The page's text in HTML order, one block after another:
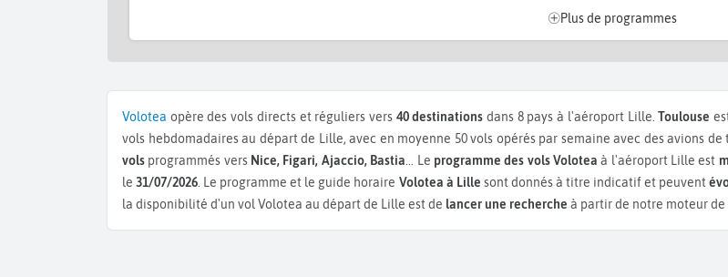
Plus de programmes
Volotea opère des vols directs et réguliers vers 40 destinations dans 8 pays à l'aéroport Lille.Toulouse
vols hebdomadaires au départ de Lille, avec en moyenne 50 vols opérés par semaine avec des avions de
vols programmés vers Nice, Figari, Ajaccio, Bastia... Le programme des vols Volotea à l'aéroport Lille est
le31/07/2026. Le programme et le guide horaire Volotea à Lille sont donnés à titre indicatif et peuvent
la disponibilité d'un vol Volotea au départ de Lille est de lancer une recherche à partir de notre moteur de